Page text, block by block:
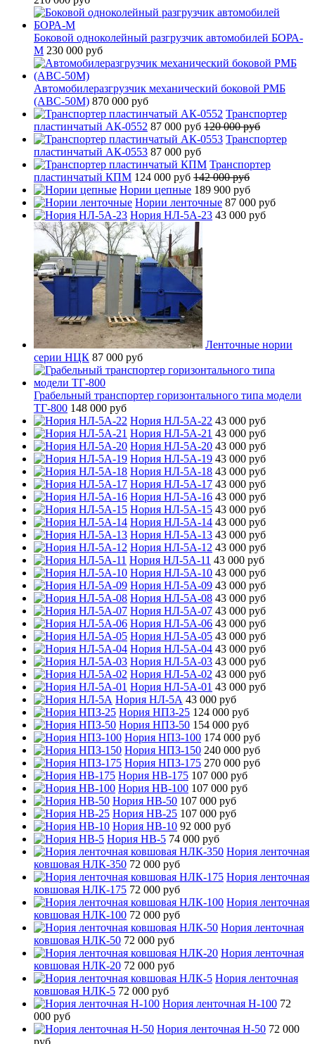
Боковой одноколейный разгрузчик автомобилей БОРА-
М 230 000 руб
Автомобилеразгрузчик механический боковой РМБ
(АВС-50М) 870 000 руб
Транспортер
пластинчатый АК-0552 87 000 руб 120 000 руб
Транспортер
пластинчатый АК-0553 87 000 руб
Транспортер
пластинчатый КПМ 124 000 руб 142 000 руб
Нории цепные 189 900 руб
Нории ленточные 87 000 руб
Нория НЛ-5А-23 43 000 руб
Ленточные нории
серии НЦК 87 000 руб
Грабельный транспортер горизонтального типа модели
ТГ-800 148 000 руб
Нория НЛ-5А-22 43 000 руб
Нория НЛ-5А-21 43 000 руб
Нория НЛ-5А-20 43 000 руб
Нория НЛ-5А-19 43 000 руб
Нория НЛ-5А-18 43 000 руб
Нория НЛ-5А-17 43 000 руб
Нория НЛ-5А-16 43 000 руб
Нория НЛ-5А-15 43 000 руб
Нория НЛ-5А-14 43 000 руб
Нория НЛ-5А-13 43 000 руб
Нория НЛ-5А-12 43 000 руб
Нория НЛ-5А-11 43 000 руб
Нория НЛ-5А-10 43 000 руб
Нория НЛ-5А-09 43 000 руб
Нория НЛ-5А-08 43 000 руб
Нория НЛ-5А-07 43 000 руб
Нория НЛ-5А-06 43 000 руб
Нория НЛ-5А-05 43 000 руб
Нория НЛ-5А-04 43 000 руб
Нория НЛ-5А-03 43 000 руб
Нория НЛ-5А-02 43 000 руб
Нория НЛ-5А-01 43 000 руб
Нория НЛ-5А 43 000 руб
Нория НПЗ-25 124 000 руб
Нория НПЗ-50 154 000 руб
Нория НПЗ-100 174 000 руб
Нория НПЗ-150 240 000 руб
Нория НПЗ-175 270 000 руб
Нория НВ-175 107 000 руб
Нория НВ-100 107 000 руб
Нория НВ-50 107 000 руб
Нория НВ-25 107 000 руб
Нория НВ-10 92 000 руб
Нория НВ-5 74 000 руб
Нория ленточная
ковшовая НЛК-350 72 000 руб
Нория ленточная
ковшовая НЛК-175 72 000 руб
Нория ленточная
ковшовая НЛК-100 72 000 руб
Нория ленточная
ковшовая НЛК-50 72 000 руб
Нория ленточная
ковшовая НЛК-20 72 000 руб
Нория ленточная
ковшовая НЛК-5 72 000 руб
Нория ленточная Н-100 72
000 руб
Нория ленточная Н-50 72 000
руб